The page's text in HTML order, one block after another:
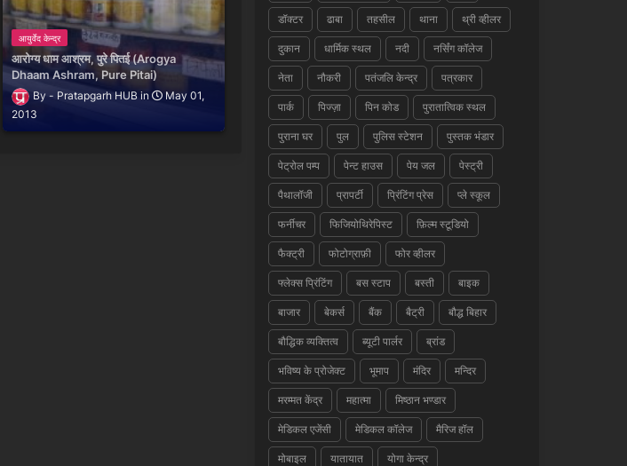
आयुर्वेद केन्द्र
आरोग्य धाम आश्रम, पुरे पितई (Arogya
Dhaam Ashram, Pure Pitai)
Pratapgarh HUB
May 01,
2013
डॉक्टर ढाबा तहसील थाना थ्री व्हीलर
दुकान धार्मिक स्थल नदी नर्सिंग कॉलेज
नेता नौकरी पतंजलि केन्द्र पत्रकार
पार्क पिज्ज़ा पिन कोड पुरातात्विक स्थल
पुराना घर पुल पुलिस स्टेशन पुस्तक भंडार
पेट्रोल पम्प पेन्ट हाउस पेय जल पेस्ट्री
पैथालॉजी प्रापर्टी प्रिंटिंग प्रेस प्ले स्कूल
फर्नीचर फिजियोथिरेपिस्ट फ़िल्म स्टूडियो
फैक्ट्री फोटोग्राफ़ी फोर व्हीलर
फ्लेक्स प्रिंटिंग बस स्टाप बस्ती बाइक
बाजार बेकर्स बैंक बैट्री बौद्ध बिहार
बौद्धिक व्यक्तित्व ब्यूटी पार्लर ब्रांड
भविष्य के प्रोजेक्ट भूमाप मंदिर मन्दिर
मरम्मत केंद्र महात्मा मिष्ठान भण्डार
मेडिकल एजेंसी मेडिकल कॉलेज मैरिज हॉल
मोबाइल यातायात योगा केन्द्र